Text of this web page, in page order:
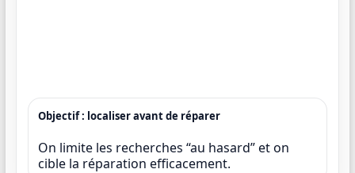
Objectif : localiser avant de réparer
On limite les recherches “au hasard” et on
cible la réparation efficacement.